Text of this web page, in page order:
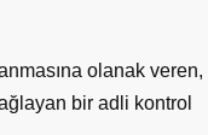
olanak veren,
bir adli kontrol